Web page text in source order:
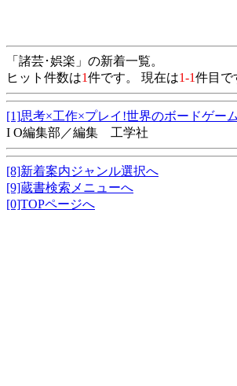
「諸芸･娯楽」の新着一覧。
ヒット件数は1件です。 現在は1-1件目で
[1]思考×工作×プレイ!世界のボード
I O編集部／編集 工学社
[8]新着案内ジャンル選択へ
[9]蔵書検索メニューへ
[0]TOPページへ